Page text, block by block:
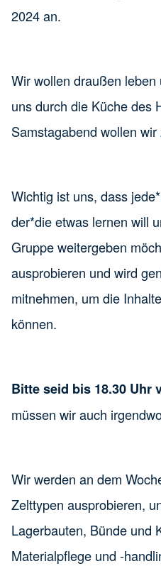
2024 an.
Wir wollen draußen
uns durch die Küche des
Samstagabend wollen
Wichtig ist uns, dass
der*die etwas lernen will
Gruppe weitergeben
ausprobieren und wird
mitnehmen, um die
können.
Bitte seid bis 18.30 Uhr
müssen wir auch
Wir werden an dem
Zelttypen ausprobieren,
Lagerbauten, Bünde und
Materialpflege und -